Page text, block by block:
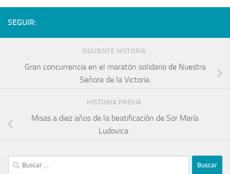
SEGUIR:
SIGUIENTE HISTORIA
Gran concurrencia en el maratón solidario de Nuestra
Señora de la Victoria.
HISTORIA PREVIA
Misas a diez años de la beatificación de Sor María
Ludovica .